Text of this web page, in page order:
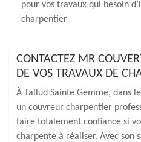
pour vos travaux qui besoin
charpentier
CONTACTEZ MR
DE VOS TRAVAUX DE
À Tallud Sainte Gemme, dans
un couvreur charpentier
faire totalement confiance si
charpente à réaliser. Avec son